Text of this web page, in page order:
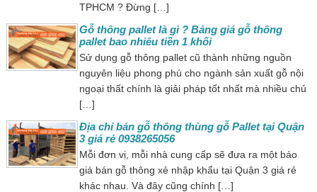
TPHCM ? Đừng […]
Gỗ thông pallet là gì ? Bảng giá gỗ thông
pallet bao nhiêu tiền 1 khối
Sử dụng gỗ thông pallet cũ thành những nguồn
nguyên liệu phong phú cho ngành sản xuất gỗ nội
ngoại thất chính là giải pháp tốt nhất mà nhiều chủ
[…]
Địa chỉ bán gỗ thông thùng gỗ Pallet tại Quận
3 giá rẻ 0938265056
Mỗi đơn vị, mỗi nhà cung cấp sẽ đưa ra một báo
giá bán gỗ thông xẻ nhập khẩu tại Quận 3 giá rẻ
khác nhau. Và đây cũng chính […]